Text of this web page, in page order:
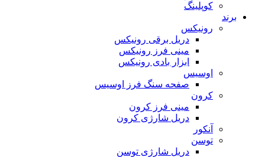
کوپلینگ
برند
رونیکس
دریل برقی رونیکس
مینی فرز رونیکس
ابزار بادی رونیکس
اوسیس
صفحه سنگ فرز اوسیس
کرون
مینی فرز کرون
دریل شارژی کرون
آنکور
توسن
دریل شارژی توسن